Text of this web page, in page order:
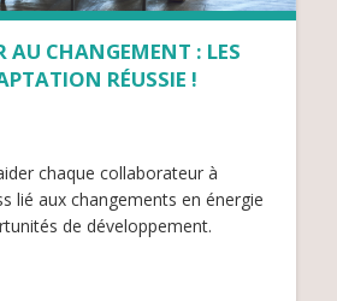
AU CHANGEMENT : LES
RÉUSSIE !
chaque collaborateur à
lié aux changements en énergie
de développement.